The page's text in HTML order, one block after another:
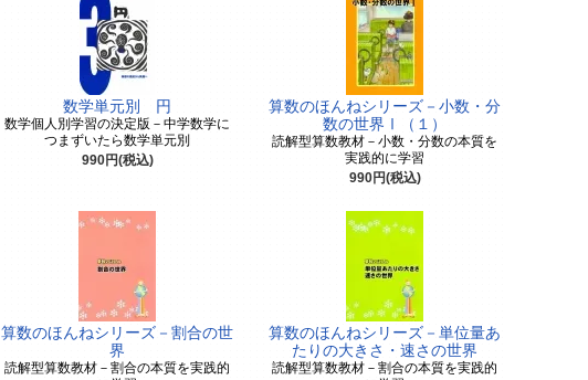
数学単元別 円
数学個人別学習の決定版－中学数学に
つまずいたら数学単元別
990円(税込)
算数のほんねシリーズ－小数・分
数の世界Ⅰ（１）
読解型算数教材－小数・分数の本質を
実践的に学習
990円(税込)
算数のほんねシリーズ－割合の世
界
読解型算数教材－割合の本質を実践的
算数のほんねシリーズ－単位量あ
たりの大きさ・速さの世界
読解型算数教材－割合の本質を実践的